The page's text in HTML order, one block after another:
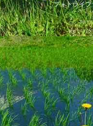
フォトライ